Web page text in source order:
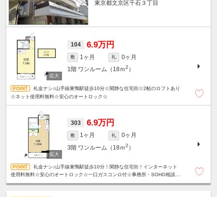
東京都文京区千石３丁目
104 6.9万円
敷 1ヶ月 礼
0ヶ月
1階 ワンルーム（18ｍ2 ）
礼金ナシ♪山手線巣鴨駅徒歩10分☆閑静な住宅街☆2帖のロフトあり
☆ネット使用料無料☆安心のオートロック☆
303 6.9万円
敷 1ヶ月 礼
0ヶ月
3階 ワンルーム（18ｍ2 ）
礼金ナシ♪山手線巣鴨駅徒歩10分！閑静な住宅街！インターネット
使用料無料☆安心のオートロック☆一口ガスコンロ付☆事務所・SOHO相談可